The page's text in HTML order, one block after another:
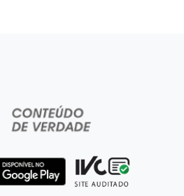
mal dentro de caixa-
de transferência e
em mega feirão
sem registro e
falsificada